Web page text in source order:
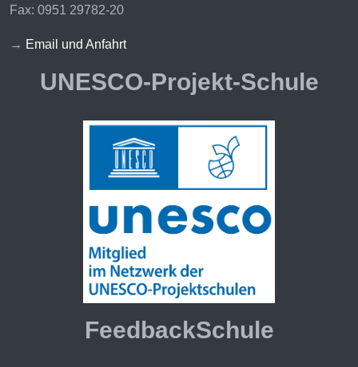
Fax: 0951 29782-20
→ Email und Anfahrt
UNESCO-Projekt-Schule
FeedbackSchule